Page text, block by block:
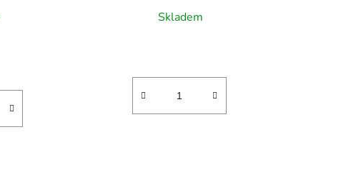
Skladem